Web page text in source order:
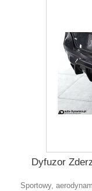
Dyfuzor
Sportowy,